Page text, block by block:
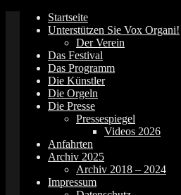
Springe
zum
Startseite
Unterstützen Sie Vox Organi!
Der Verein
Das Festival
Das Programm
Die Künstler
Die Orgeln
Die Presse
Pressespiegel
Videos 2026
Anfahrten
Archiv 2025
Archiv 2018 – 2024
Impressum